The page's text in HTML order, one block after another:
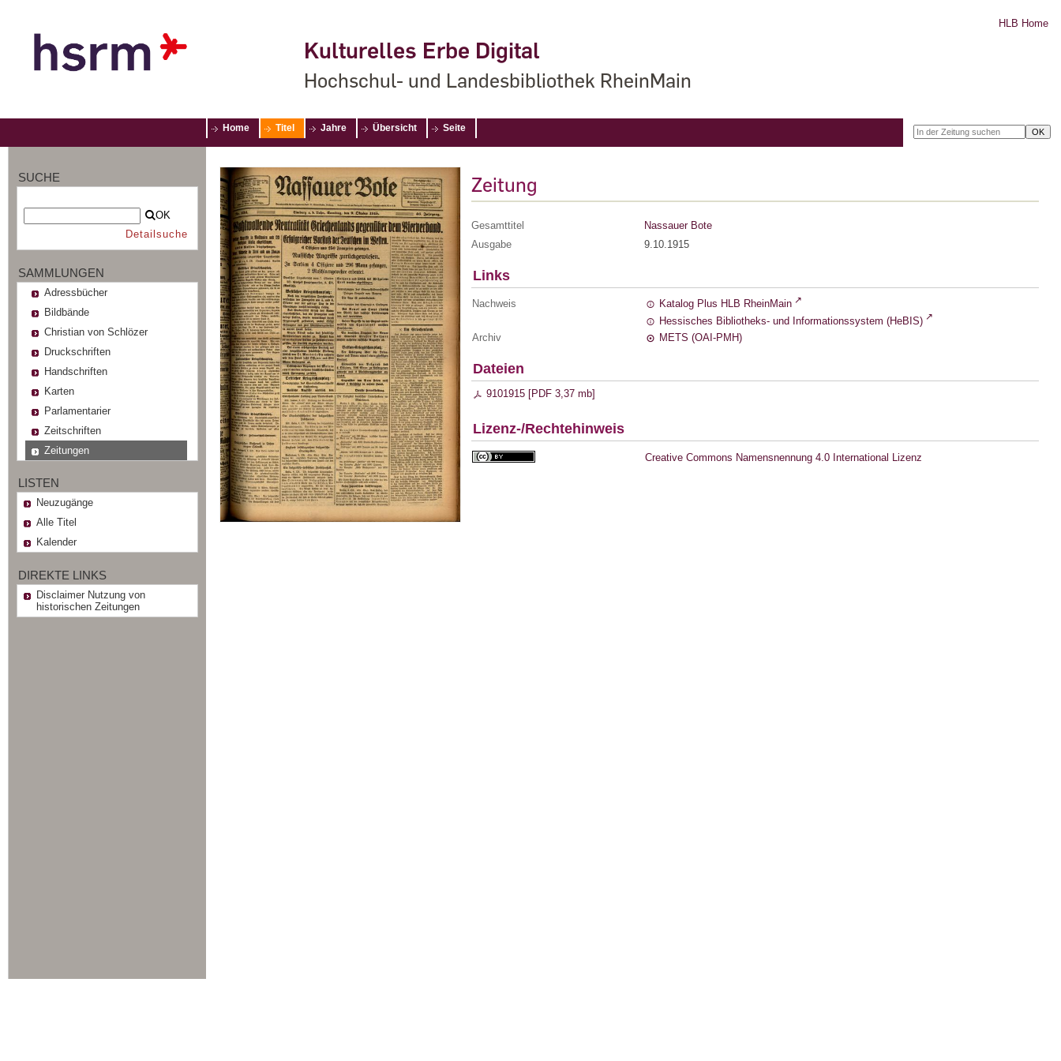
Kulturelles Erbe Digital
Hochschul- und Landesbibliothek RheinMain
HLB Home
Home Titel Jahre Übersicht Seite
SUCHE
OK
Detailsuche
SAMMLUNGEN
Adressbücher
Bildbände
Christian von Schlözer
Druckschriften
Handschriften
Karten
Parlamentarier
Zeitschriften
Zeitungen
LISTEN
Neuzugänge
Alle Titel
Kalender
DIREKTE LINKS
Disclaimer Nutzung von
historischen Zeitungen
Zeitung
Gesamttitel
Nassauer Bote
Ausgabe
9.10.1915
Links
Nachweis
Katalog Plus HLB RheinMain
Hessisches Bibliotheks- und Informationssystem (HeBIS)
Archiv
METS (OAI-PMH)
Dateien
9101915 [PDF 3,37 mb]
Lizenz-/Rechtehinweis
Creative Commons Namensnennung 4.0 International Lizenz